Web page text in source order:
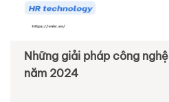
Những giải pháp công nghệ cho ngành Nhân sự
năm 2024